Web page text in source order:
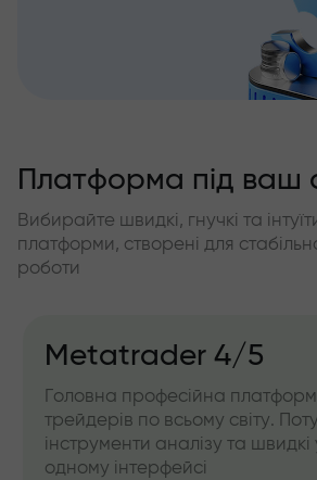
Платформа під ваш
Вибирайте швидкі, гнучкі та
платформи, створені для
роботи
Metatrader 4/5
Головна професійна
трейдерів по всьому світу.
інструменти аналізу та швидкі
одному інтерфейсі